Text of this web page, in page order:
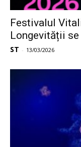
Festivalul
Longevității se
ST - 13/03/2026